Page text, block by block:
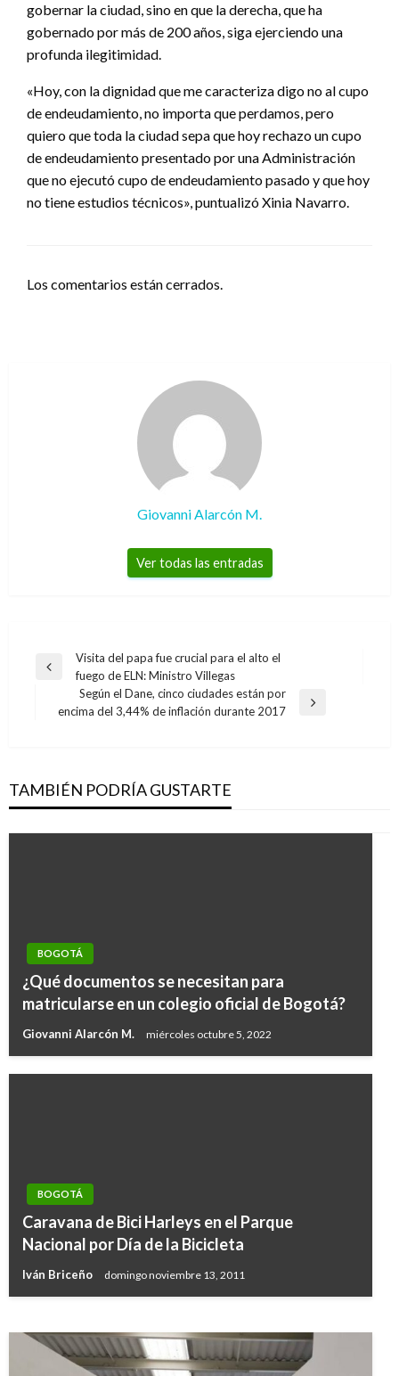
gobernar la ciudad, sino en que la derecha, que ha
gobernado por más de 200 años, siga ejerciendo una
profunda ilegitimidad.
«Hoy, con la dignidad que me caracteriza digo no al cupo
de endeudamiento, no importa que perdamos, pero
quiero que toda la ciudad sepa que hoy rechazo un cupo
de endeudamiento presentado por una Administración
que no ejecutó cupo de endeudamiento pasado y que hoy
no tiene estudios técnicos», puntualizó Xinia Navarro.
Los comentarios están cerrados.
Giovanni Alarcón M.
Ver todas las entradas
Navegación
entradas
Entrada
Visita del papa fue crucial para el alto el
fuego de ELN: Ministro Villegas
Entrada
Según el Dane, cinco ciudades están por
encima del 3,44% de inflación durante 2017
TAMBIÉN PODRÍA GUSTARTE
BOGOTÁ
¿Qué documentos se necesitan para
matricularse en un colegio oficial de Bogotá?
Giovanni Alarcón M. miércoles octubre 5, 2022
BOGOTÁ
Caravana de Bici Harleys en el Parque
Nacional por Día de la Bicicleta
Iván Briceño domingo noviembre 13, 2011
BOGOTÁ
Grado 3 de alcoholemia dio conductor de
carro diplomático venezolano causante de